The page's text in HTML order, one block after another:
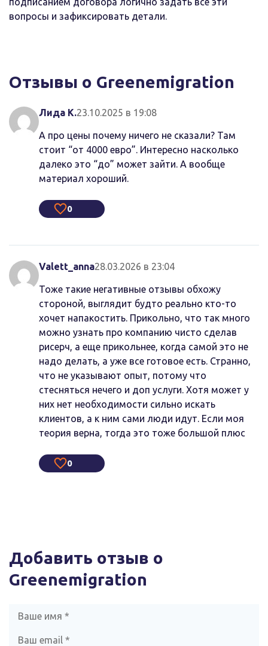
вопросы и зафиксировать детали.
Отзывы о Greenemigration
Лида К.23.10.2025 в 19:08
А про цены почему ничего не сказали? Там
стоит “от 4000 евро”. Интересно насколько
далеко это “до” может зайти. А вообще
материал хороший.
0
Valett_anna28.03.2026 в 23:04
Тоже такие негативные отзывы обхожу
стороной, выглядит будто реально кто-то
хочет напакостить. Прикольно, что так много
можно узнать про компанию чисто сделав
рисерч, а еще прикольнее, когда самой это не
надо делать, а уже все готовое есть. Странно,
что не указывают опыт, потому что
стесняться нечего и доп услуги. Хотя может у
них нет необходимости сильно искать
клиентов, а к ним сами люди идут. Если моя
теория верна, тогда это тоже большой плюс
0
Добавить отзыв о
Greenemigration